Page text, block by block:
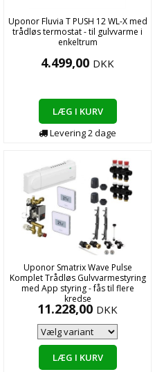
Uponor Fluvia T PUSH 12 WL-X med
trådløs termostat - til gulvvarme i
enkeltrum
4.499,00 DKK
LÆG I KURV
Levering2dage
Uponor Smatrix Wave Pulse
Komplet Trådløs Gulvvarmestyring
med App styring - fås til flere
kredse
11.228,00 DKK
LÆG I KURV